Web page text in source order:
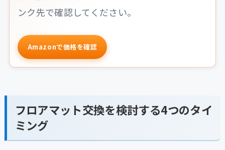
ンク先で確認してください。
Amazonで価格を確認
フロアマット交換を検討する4つのタイ
ミング